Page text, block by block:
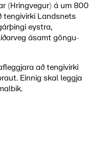
(Hringvegur) á um 800
tengivirki Landsnets
eystra,
ásamt göngu-
að tengivirki
Einnig skal leggja